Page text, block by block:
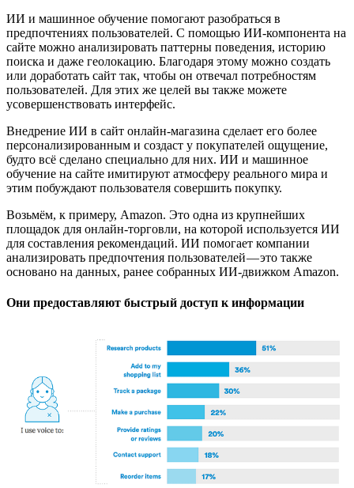
ИИ и машинное обучение помогают разобраться в
предпочтениях пользователей. С помощью ИИ-компонента на
сайте можно анализировать паттерны поведения, историю
поиска и даже геолокацию. Благодаря этому можно создать
или доработать сайт так, чтобы он отвечал потребностям
пользователей. Для этих же целей вы также можете
усовершенствовать интерфейс.
Внедрение ИИ в сайт онлайн-магазина сделает его более
персонализированным и создаст у покупателей ощущение,
будто всё сделано специально для них. ИИ и машинное
обучение на сайте имитируют атмосферу реального мира и
этим побуждают пользователя совершить покупку.
Возьмём, к примеру, Amazon. Это одна из крупнейших
площадок для онлайн-торговли, на которой используется ИИ
для составления рекомендаций. ИИ помогает компании
анализировать предпочтения пользователей — это также
основано на данных, ранее собранных ИИ-движком Amazon.
Они предоставляют быстрый доступ к информации